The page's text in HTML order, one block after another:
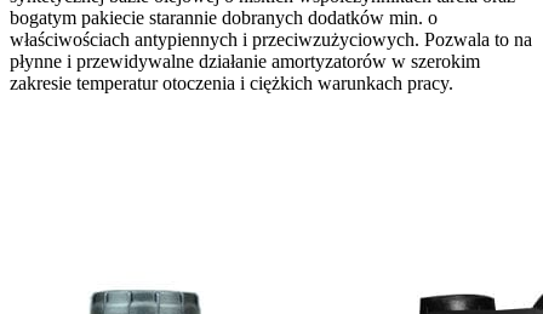
bogatym pakiecie starannie dobranych dodatków min. o
właściwościach antypiennych i przeciwzużyciowych. Pozwala to na
płynne i przewidywalne działanie amortyzatorów w szerokim
zakresie temperatur otoczenia i ciężkich warunkach pracy.